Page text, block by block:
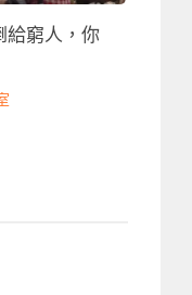
給窮人，你